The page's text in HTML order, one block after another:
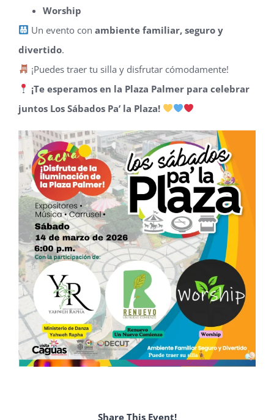
Worship
Un evento conambiente familiar, seguro y
divertido.
¡Puedes traer tu silla y disfrutar cómodamente!
¡Te esperamos en la Plaza Palmer para celebrar
juntos Los Sábados Pa’ la Plaza!
Share This Event!